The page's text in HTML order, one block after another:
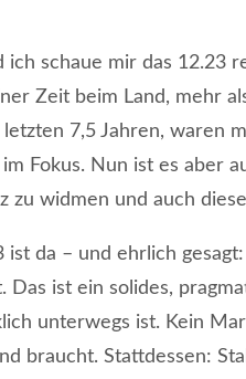
schaue mir das 12.23
Zeit beim Land, mehr
7,5 Jahren, waren
Fokus. Nun ist es aber
zu widmen und auch
da – und ehrlich
Das ist ein solides,
unterwegs ist. Kein
braucht. Stattdessen: